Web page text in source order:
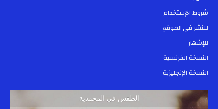
شروط الإستخدام
للنشر في الموقع
للإشهار
النسخة الفرنسية
النسخة الإنجليزية
الطقس في المحمدية